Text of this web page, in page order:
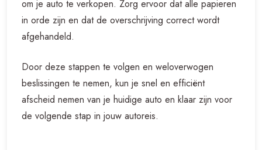
om je auto te verkopen. Zorg ervoor dat alle papieren
in orde zijn en dat de overschrijving correct wordt
afgehandeld.
Door deze stappen te volgen en weloverwogen
beslissingen te nemen, kun je snel en efficiënt
afscheid nemen van je huidige auto en klaar zijn voor
de volgende stap in jouw autoreis.